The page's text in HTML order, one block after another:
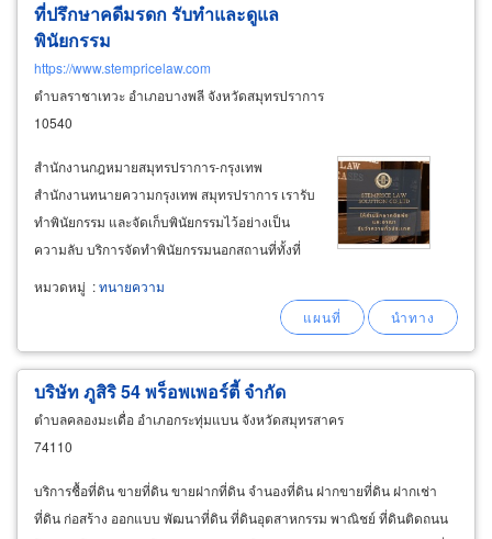
ที่ปรึกษาคดีมรดก รับทำและดูแล
พินัยกรรม
https://www.stempricelaw.com
ตำบลราชาเทวะ อำเภอบางพลี จังหวัดสมุทรปราการ
10540
สำนักงานกฎหมายสมุทรปราการ-กรุงเทพ
สำนักงานทนายความกรุงเทพ สมุทรปราการ เรารับ
ทำพินัยกรรม และจัดเก็บพินัยกรรมไว้อย่างเป็น
ความลับ บริการจัดทำพินัยกรรมนอกสถานที่ทั้งที่
นอกทำการได้ 17.00-23.00น. ยินดีให้คำแนะนำที่
ดีและถูกต้อง เหมาะสำหรับทุกครัวเรือนควรทำ
พินัยกรรมไว้ล่วงหน้าเพื่อป้องกันปัญหาในอนาคตที่
ไม่คาดคิด
หมวดหมู่ :ทนายความ
บริษัท ภูสิริ 54 พร็อพเพอร์ตี้ จำกัด
ตำบลคลองมะเดื่อ อำเภอกระทุ่มแบน จังหวัดสมุทรสาคร
74110
บริการชื้อที่ดิน ขายที่ดิน ขายฝากที่ดิน จำนองที่ดิน ฝากขายที่ดิน ฝากเช่า
ที่ดิน ก่อสร้าง ออกแบบ พัฒนาที่ดิน ที่ดินอุตสาหกรรม พาณิชย์ ที่ดินติดถนน